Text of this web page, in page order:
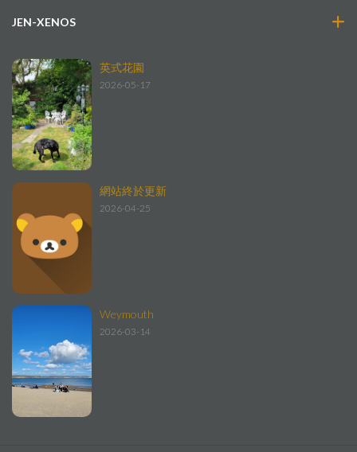
JEN-XENOS
英式花園
2026-05-17
網站終於更新
2026-04-25
Weymouth
2026-03-14